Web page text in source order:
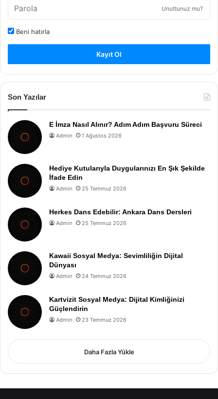
Unuttunuz mu?
Beni hatırla
Kayıt Ol
Son Yazılar
E İmza Nasıl Alınır? Adım Adım Başvuru Süreci
Admin 1 Ağustos 2026
Hediye Kutularıyla Duygularınızı En Şık Şekilde
İfade Edin
Admin 25 Temmuz 2026
Herkes Dans Edebilir: Ankara Dans Dersleri
Admin 25 Temmuz 2026
Kawaii Sosyal Medya: Sevimliliğin Dijital
Dünyası
Admin 24 Temmuz 2026
Kartvizit Sosyal Medya: Dijital Kimliğinizi
Güçlendirin
Admin 23 Temmuz 2026
Daha Fazla Yükle